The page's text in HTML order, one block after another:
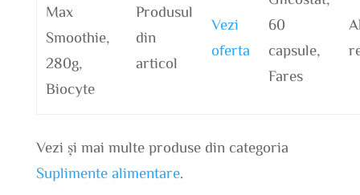
Max
Smoothie,
280g,
Biocyte
Produsul
din
articol
Vezi
oferta
60
capsule,
Fares
Vezi și mai multe produse din categoria
Suplimente alimentare.